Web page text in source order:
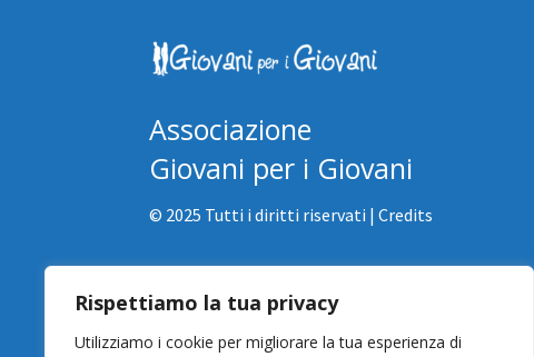
Rispettiamo la tua privacy
Utilizziamo i cookie per migliorare la tua esperienza di
Associazione
Giovani per i Giovani
© 2025 Tutti i diritti riservati |Credits
info@giovaniperigiovani.it
+39 0933 5 84 20